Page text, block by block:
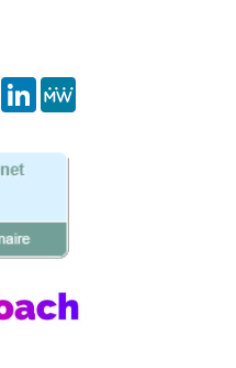
Pinterest
LinkedIn